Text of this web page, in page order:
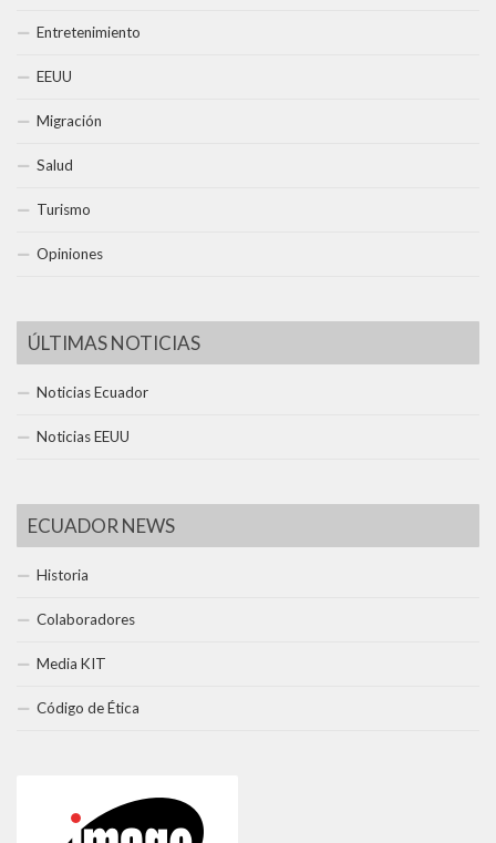
Entretenimiento
EEUU
Migración
Salud
Turismo
Opiniones
ÚLTIMAS NOTICIAS
Noticias Ecuador
Noticias EEUU
ECUADOR NEWS
Historia
Colaboradores
Media KIT
Código de Ética